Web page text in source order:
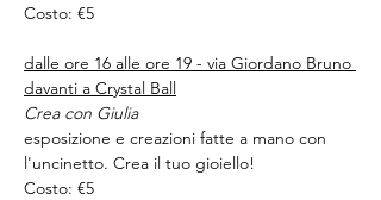
Costo: €5
dalle ore 16 alle ore 19 - via Giordano Bruno
davanti a Crystal Ball
Crea con Giulia
esposizione e creazioni fatte a mano con
l'uncinetto. Crea il tuo gioiello!
Costo: €5